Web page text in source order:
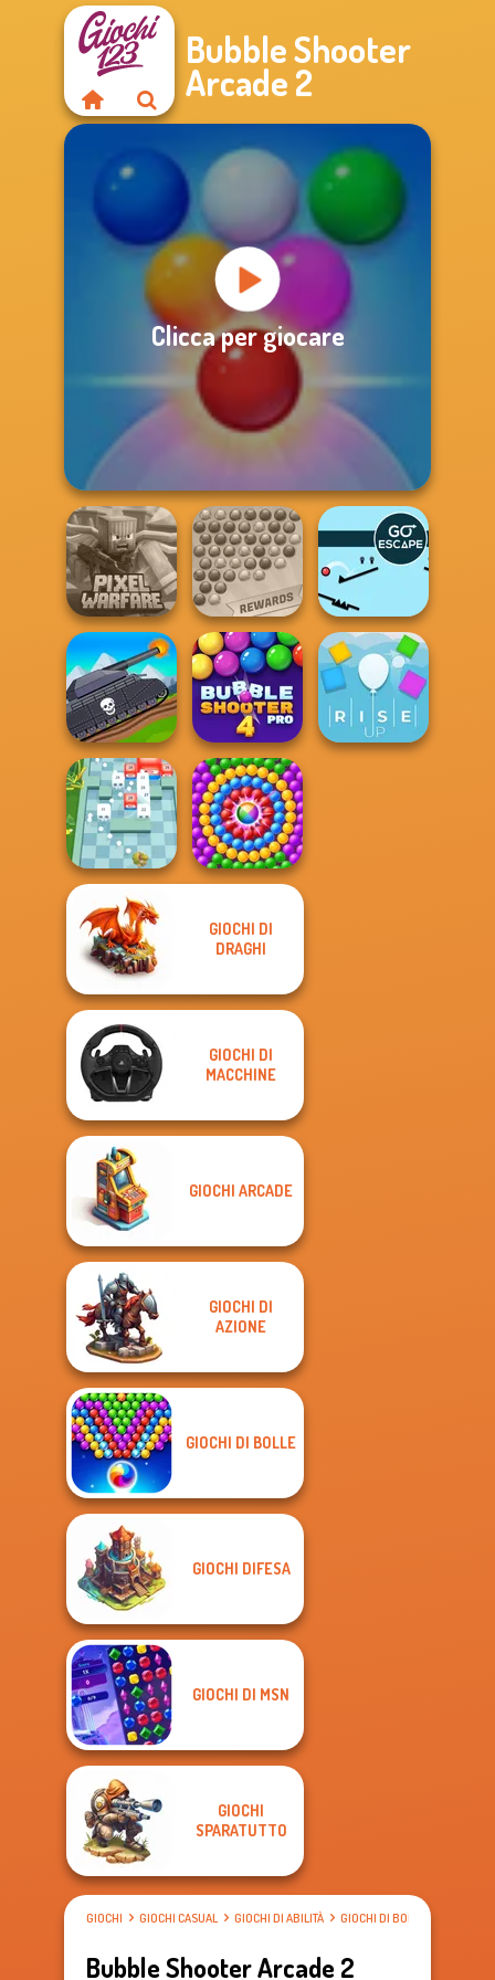
Bubble Shooter
Arcade 2
Clicca per giocare
Minecraft Pixel
Warfare
Bubble Shooter
Extreme
Go Escape
Tanks 2D: Tank
Wars
Bubble Shooter
Pro 4
Break n Bounce
GIOCHI DI
DRAGHI
GIOCHI DI
MACCHINE
GIOCHI ARCADE
GIOCHI DI
AZIONE
GIOCHI DI BOLLE
GIOCHI DIFESA
GIOCHI DI MSN
GIOCHI
SPARATUTTO
GIOCHI GIOCHI CASUAL GIOCHI DI ABILITÀ GIOCHI DI BOLLE
Bubble Shooter Arcade 2